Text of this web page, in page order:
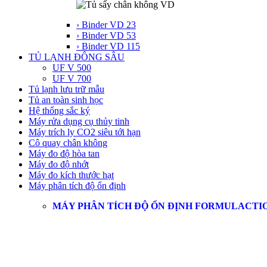
› Binder VD 23
› Binder VD 53
› Binder VD 115
TỦ LẠNH ĐÔNG SÂU
UF V 500
UF V 700
Tủ lạnh lưu trữ mẫu
Tủ an toàn sinh học
Hệ thống sắc ký
Máy rửa dụng cụ thủy tinh
Máy trích ly CO2 siêu tới hạn
Cô quay chân không
Máy đo độ hòa tan
Máy đo độ nhớt
Máy đo kích thước hạt
Máy phân tích độ ổn định
MÁY PHÂN TÍCH ĐỘ ỔN ĐỊNH